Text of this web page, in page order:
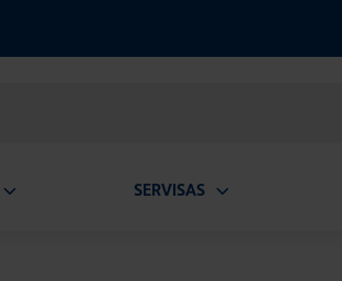
SERVISAS